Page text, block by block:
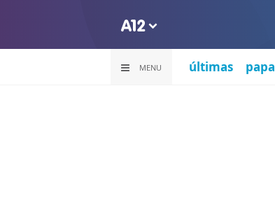
MENU últimas papa